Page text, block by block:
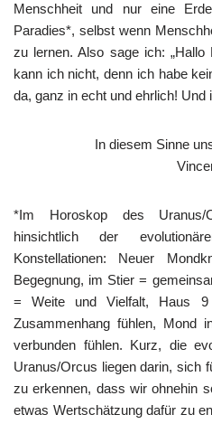
Menschheit und nur eine
Paradies*, selbst wenn
zu lernen. Also sage ich:
kann ich nicht, denn ich habe
da, ganz in echt und ehrlich! Und
In diesem Sinne
*Im Horoskop des Uranus/
hinsichtlich der
Konstellationen: Neuer
Begegnung, im Stier =
= Weite und Vielfalt, Haus
Zusammenhang fühlen,
verbunden fühlen. Kurz, die
Uranus/Orcus liegen darin, sich
zu erkennen, dass wir ohnehin
etwas Wertschätzung dafür zu